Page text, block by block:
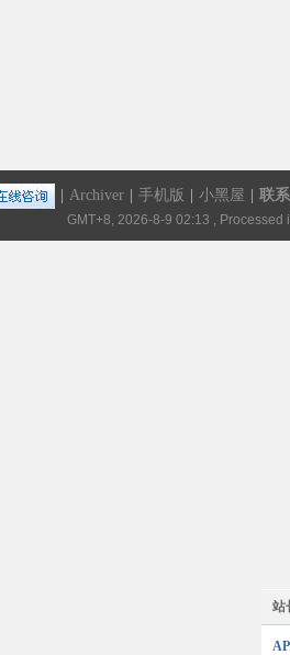
站
Archiver 手机版 小黑屋 联
GMT+8, 2026-8-9 02:13 , Processed